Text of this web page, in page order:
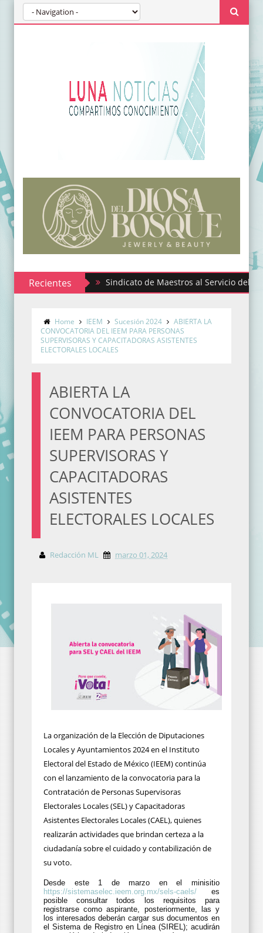
RecientesSindicato de Maestros al Servicio del Estado
Home IEEM Sucesión 2024
ABIERTA LA
CONVOCATORIA DEL IEEM PARA PERSONAS
SUPERVISORAS Y CAPACITADORAS ASISTENTES
ELECTORALES LOCALES
ABIERTA LA
CONVOCATORIA DEL
IEEM PARA PERSONAS
SUPERVISORAS Y
CAPACITADORAS
ASISTENTES
ELECTORALES LOCALES
Redacción ML marzo 01, 2024
La organización de la Elección de Diputaciones
Locales y Ayuntamientos 2024 en el Instituto
Electoral del Estado de México (IEEM) continúa
con el lanzamiento de la convocatoria para la
Contratación de Personas Supervisoras
Electorales Locales (SEL) y Capacitadoras
Asistentes Electorales Locales (CAEL), quienes
realizarán actividades que brindan certeza a la
ciudadanía sobre el cuidado y contabilización de
su voto.
Desde este 1 de marzo en el minisitio
https://sistemaselec.ieem.org.mx/sels-caels/ es
posible consultar todos los requisitos para
registrarse como aspirante, posteriormente, las y
los interesados deberán cargar sus documentos en
el Sistema de Registro en Línea (SIREL); acudirán